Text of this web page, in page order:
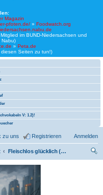
Magazin
pfoten.de/» Foodwatch.org
im BUND-Niedersachsen und
Nabu)
» Peta.de
Seiten zu tun!)
V: 1.2)!
Anmelden
Registrieren
zu uns
Fleischlos glücklich (Christen kochen sich vegetarisch und vegan um die Welt)